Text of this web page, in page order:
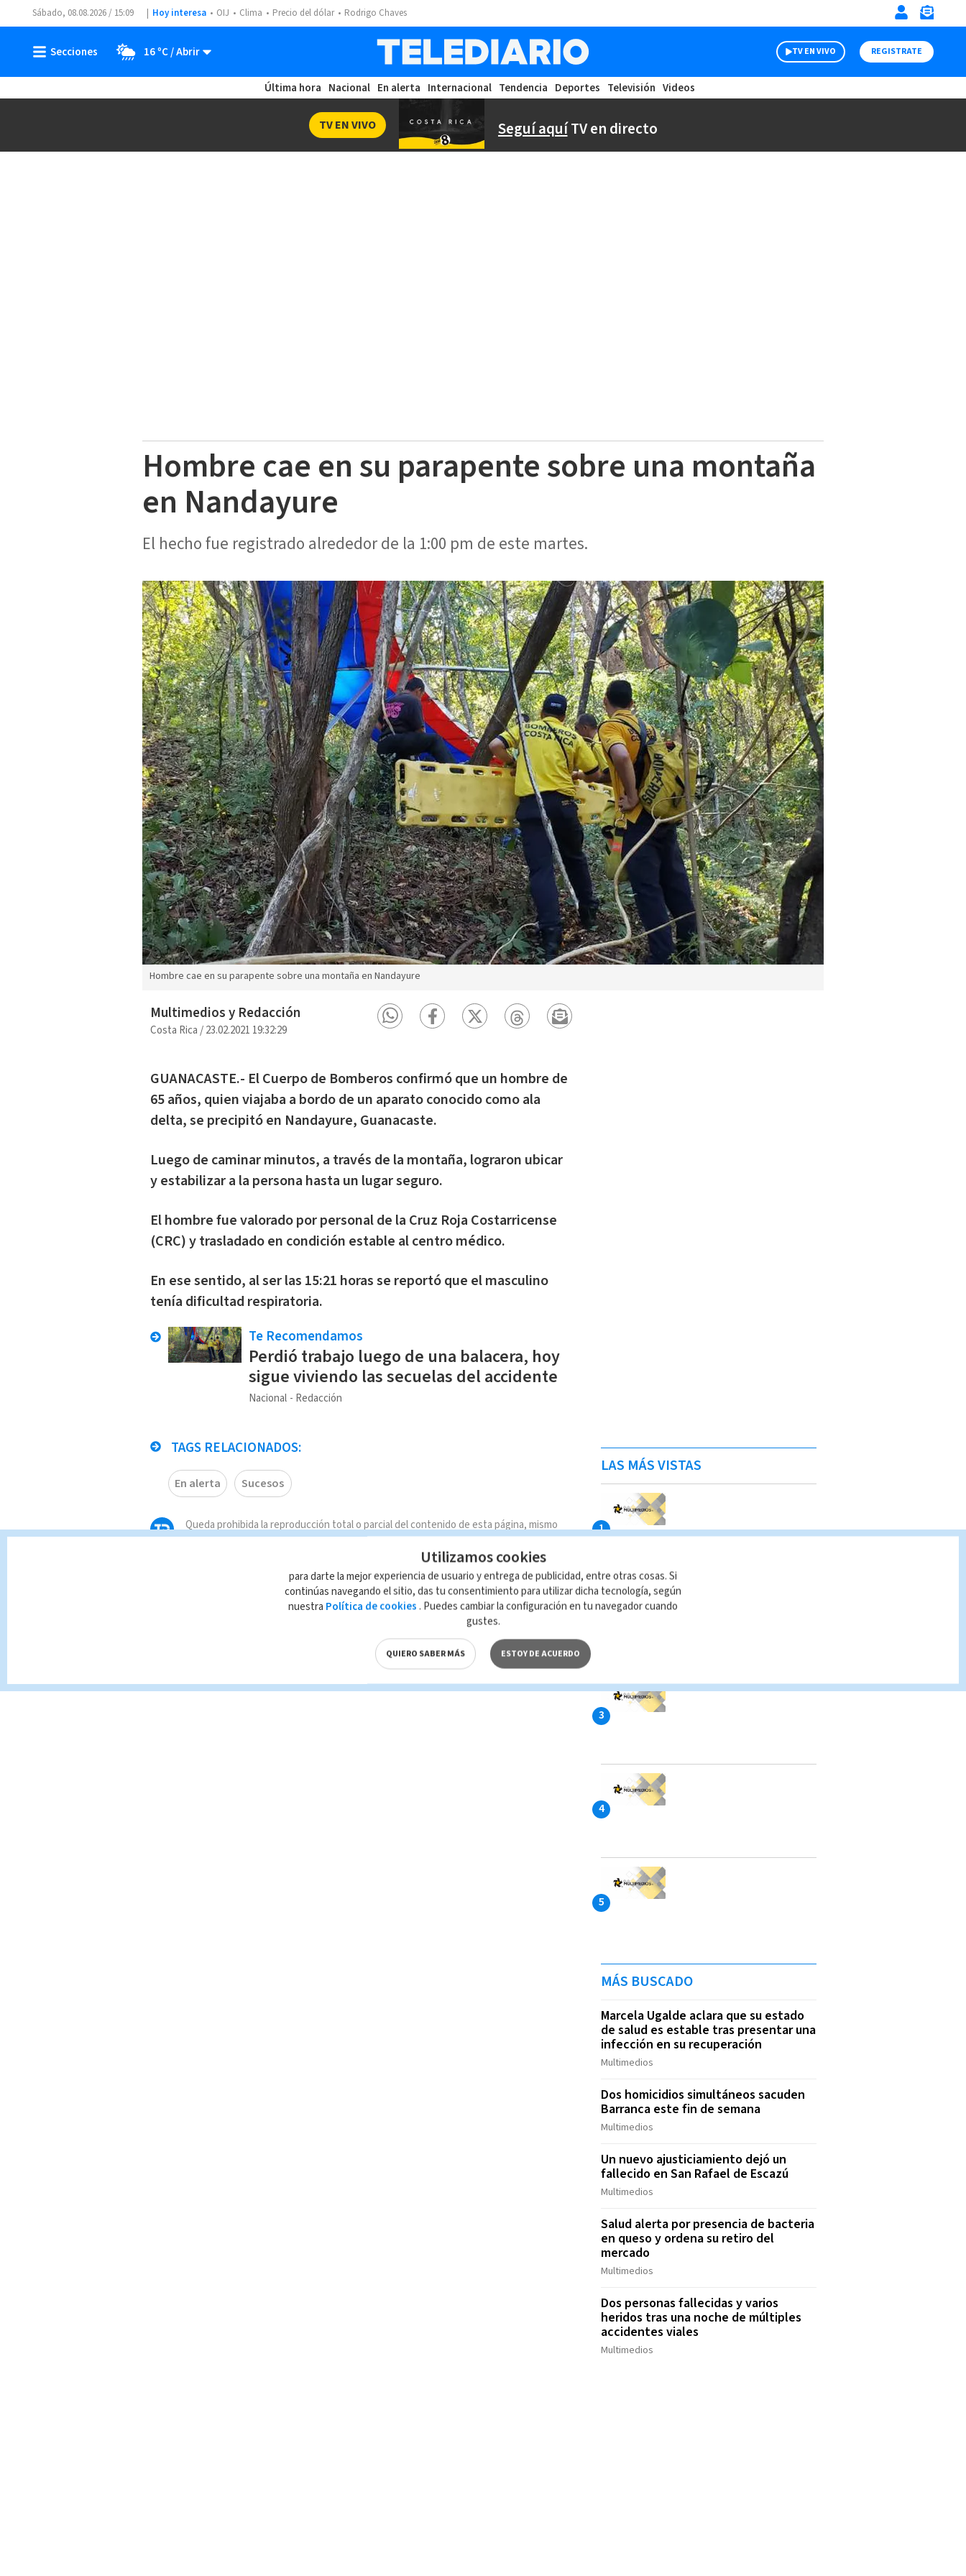
Sábado, 08.08.2026 / 15:09 Hoy interesa OIJ Clima Precio del dólar Rodrigo Chaves
16 ºC TV EN VIVO REGISTRATE
Última hora Nacional En alerta Internacional Tendencia Deportes Televisión Videos
Seguí aquíTV en directo
TV EN VIVO
Hombre cae en su parapente sobre una montaña
en Nandayure
El hecho fue registrado alrededor de la 1:00 pm de este martes.
Hombre cae en su parapente sobre una montaña en Nandayure
Multimedios y Redacción
Costa Rica/23.02.2021 19:32:29
GUANACASTE.- El Cuerpo de Bomberos confirmó que un hombre de
65 años, quien viajaba a bordo de un aparato conocido como ala
delta, se precipitó en Nandayure, Guanacaste.
Luego de caminar minutos, a través de la montaña, lograron ubicar
y estabilizar a la persona hasta un lugar seguro.
El hombre fue valorado por personal de la Cruz Roja Costarricense
(CRC) y trasladado en condición estable al centro médico.
En ese sentido, al ser las 15:21 horas se reportó que el masculino
tenía dificultad respiratoria.
Te Recomendamos
Perdió trabajo luego de una balacera, hoy
sigue viviendo las secuelas del accidente
Nacional Redacción
TAGS RELACIONADOS:
En alerta Sucesos
Queda prohibida la reproducción total o parcial del contenido de esta página, mismo
que es propiedad de TELEDIARIO; su reproducción no autorizada constituye una
infracción y un delito de conformidad con las leyes aplicables.
LAS MÁS VISTAS
MÁS BUSCADO
Marcela Ugalde aclara que su estado
de salud es estable tras presentar una
infección en su recuperación
Multimedios
Dos homicidios simultáneos sacuden
Barranca este fin de semana
Multimedios
Un nuevo ajusticiamiento dejó un
fallecido en San Rafael de Escazú
Multimedios
Salud alerta por presencia de bacteria
en queso y ordena su retiro del
mercado
Multimedios
Dos personas fallecidas y varios
heridos tras una noche de múltiples
accidentes viales
Multimedios
Utilizamos cookies
para darte la mejor experiencia de usuario y entrega de publicidad, entre otras cosas. Si
continúas navegando el sitio, das tu consentimiento para utilizar dicha tecnología, según
nuestra Política de cookies . Puedes cambiar la configuración en tu navegador cuando
gustes.
QUIERO SABER MÁS ESTOY DE ACUERDO